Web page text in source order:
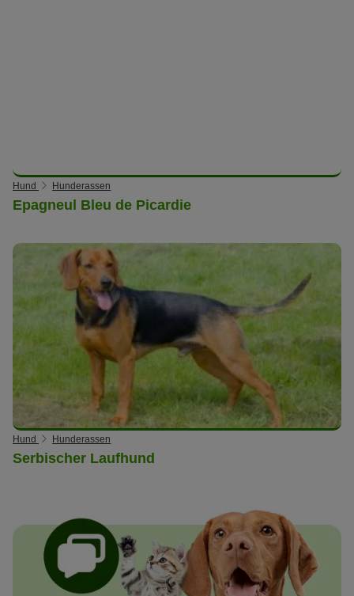
Hund Hunderassen
Epagneul Bleu de Picardie
Hund Hunderassen
Serbischer Laufhund